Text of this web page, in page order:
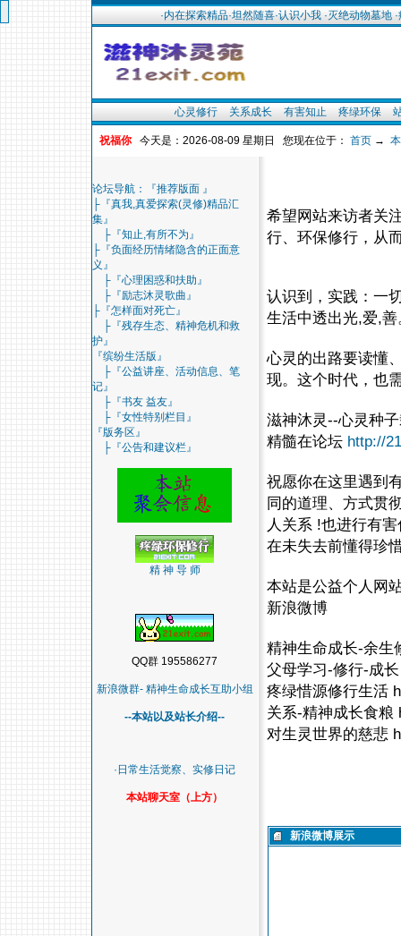
·内在探索精品·坦然随喜·认识小我 ·灭绝动物墓地
心灵修行 关系成长 有害知止 疼绿环保
祝福你今天是：2026-08-09 星期日 您现在位于： 首页→
论坛导航：『推荐版面 』
├『真我,真爱探索(灵修)精品汇
集』
├『知止,有所不为』
├『负面经历情绪隐含的正面意
义』
├『心理困惑和扶助』
├『励志沐灵歌曲』
├『怎样面对死亡』
├『残存生态、精神危机和救
护』
『缤纷生活版』
├『公益讲座、活动信息、笔
记』
├『书友 益友』
├『女性特别栏目』
『版务区』
├『公告和建议栏』
精 神 导 师
QQ群 195586277
新浪微群- 精神生命成长互助小组
--本站以及站长介绍--
·日常生活觉察、实修日记
本站聊天室（上方）
希望网站来访者关
行、环保修行，从
认识到，实践：一
生活中透出光,爱,
心灵的出路要读懂
现。这个时代，也
滋神沐灵--心灵种
精髓在论坛 http://
祝愿你在这里遇到
同的道理、方式贯
人关系 !也进行有
在未失去前懂得珍
本站是公益个人网
新浪微博
精神生命成长-余生
父母学习-修行-成
疼绿惜源修行生活
关系-精神成长食粮
对生灵世界的慈悲
新浪微博展示